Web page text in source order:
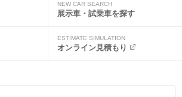
NEW CAR SEARCH
展示車・試乗車を探す
ESTIMATE SIMULATION
オンライン見積もり